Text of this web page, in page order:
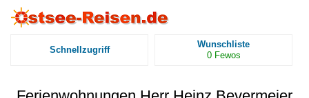
Schnellzugriff
Wunschliste
0 Fewos